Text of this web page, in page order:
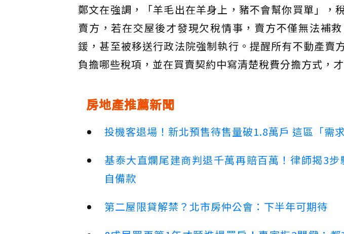
鄭文在強調，「羊毛出在羊身上，豬不會幫你買單」，
賣方，若在交屋後才發現欠稅情事，賣方不僅無法補
鍰，甚至被移送行政法院強制執行。提醒所有不動產賣
負擔哪些稅項，並在買賣契約中寫清楚稅費分擔方式，
房地產推薦新聞
投機客退場！新北預售待售量破1.8萬戶 這區「需
基泰大直爛尾建商判退千萬再賠百萬！律師揭3
自備款
第二屋限貸解禁？北市房仲公會：下半年可期待